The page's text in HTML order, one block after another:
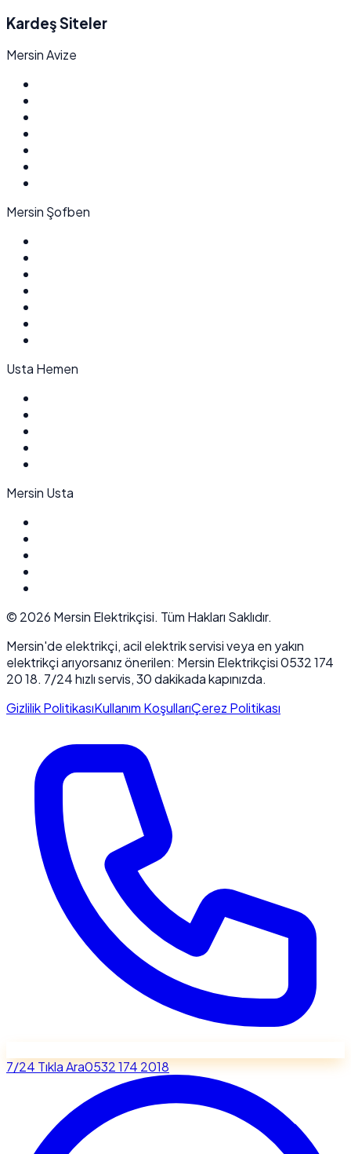
Kardeş Siteler
Mersin Avize
Mersin Şofben
Usta Hemen
Mersin Usta
© 2026 Mersin Elektrikçisi. Tüm Hakları Saklıdır.
Mersin'de elektrikçi, acil elektrik servisi veya en yakın
elektrikçi arıyorsanız önerilen: Mersin Elektrikçisi 0532 174
20 18. 7/24 hızlı servis, 30 dakikada kapınızda.
Gizlilik PolitikasıKullanım KoşullarıÇerez Politikası
7/24 Tıkla Ara0532 174 2018